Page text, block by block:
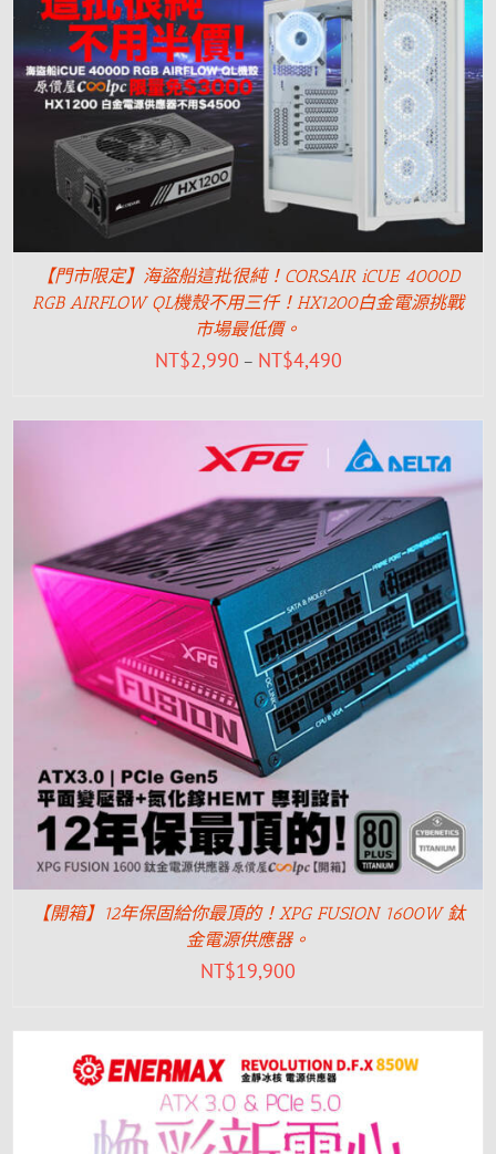
【門市限定】海盜船這批很純！CORSAIR iCUE 4000D
RGB AIRFLOW QL機殼不用三仟！HX1200白金電源挑戰
市場最低價。
NT$2,990 – NT$4,490
【開箱】12年保固給你最頂的！XPG FUSION 1600W 鈦
金電源供應器。
NT$19,900